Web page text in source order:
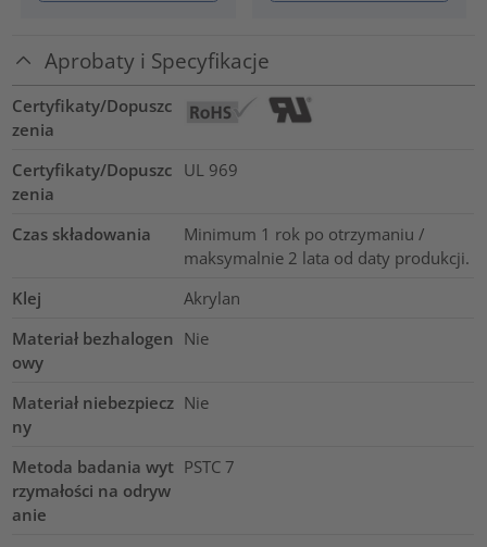
Aprobaty i Specyfikacje
Certyfikaty/Dopuszc
zenia
Certyfikaty/Dopuszc
zenia
UL 969
Czas składowania
Minimum 1 rok po otrzymaniu /
maksymalnie 2 lata od daty produkcji.
Klej
Akrylan
Materiał bezhalogen
owy
Nie
Materiał niebezpiecz
ny
Nie
Metoda badania wyt
rzymałości na odryw
anie
PSTC 7